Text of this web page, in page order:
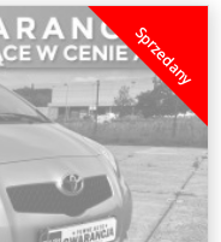
Sprzedany